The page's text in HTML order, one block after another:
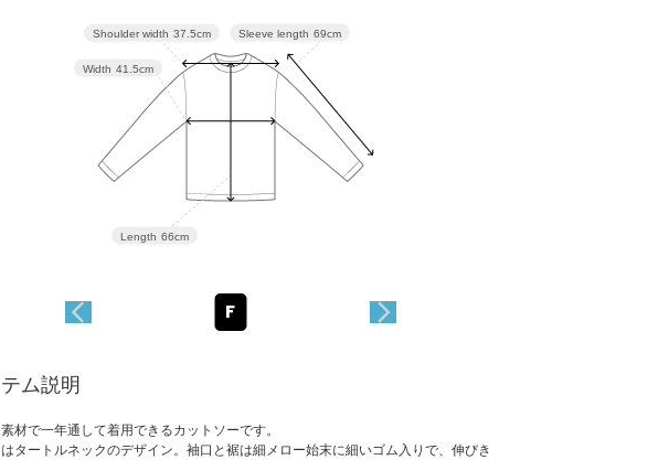
ニュース
ジャーナル
よくある質問
お問い合わせ
Sleeve length 69cm
Length 66cm
Width 41.5cm
Shoulder width 37.5cm
F
ム説明
材で一年通して着用できるカットソーです。
タートルネックのデザイン。袖口と裾は細メロー始末に細いゴム入りで、伸びき